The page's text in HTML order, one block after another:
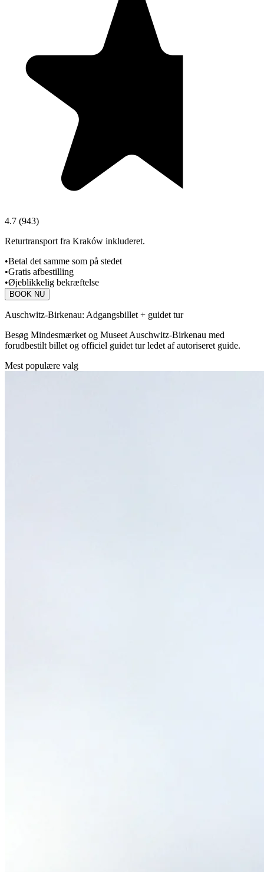
4.7 (943)
Returtransport fra Kraków inkluderet.
•Betal det samme som på stedet
•Gratis afbestilling
•Øjeblikkelig bekræftelse
BOOK NU
Auschwitz-Birkenau: Adgangsbillet + guidet tur
Besøg Mindesmærket og Museet Auschwitz-Birkenau med
forudbestilt billet og officiel guidet tur ledet af autoriseret guide.
Mest populære valg